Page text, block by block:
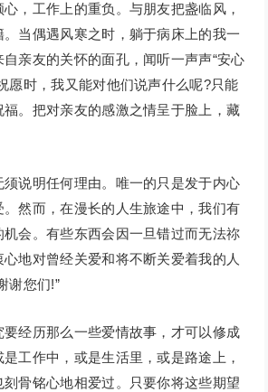
，工作上的重负。与朋友把盏临风，
当偶遇风寒之时，躺于病床上的我一
亲友的关怀的面孔，闻听一声声“安心
愿时，我又能对他们说声什么呢?只能
。把对亲友的感激之情呈于脸上，藏
说明任何理由。唯一的只是发于内心
然而，在漫长的人生旅途中，我们有
会。有些东西会因一旦错过而无法祢
地对曾经关爱和将不断关爱着我的人
谢您们!”
经历那么一些爱情故事，才可以修成
工作中，或是生活里，或是路途上，
骨铭心地相爱过。只要你将这些期望